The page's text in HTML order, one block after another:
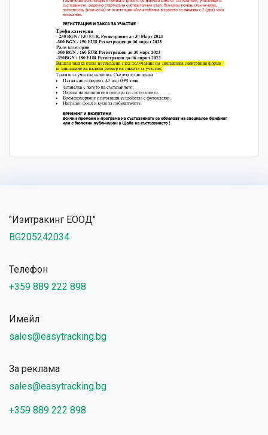
"Изитракинг ЕООД"
BG205242034
Телефон
+359 889 222 898
Имейл
sales@easytracking.bg
За реклама
sales@easytracking.bg
+359 889 222 898